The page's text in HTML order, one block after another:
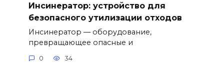
Инсинератор: устройство для
безопасного утилизации отходов
Инсинератор — оборудование,
превращающее опасные и
0 34